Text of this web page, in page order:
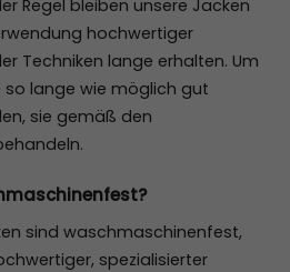
Regel bleiben unsere Jacken
hochwertiger
Techniken lange erhalten. Um
so lange wie möglich gut
sie gemäß den
sind waschmaschinenfest,
spezialisierter